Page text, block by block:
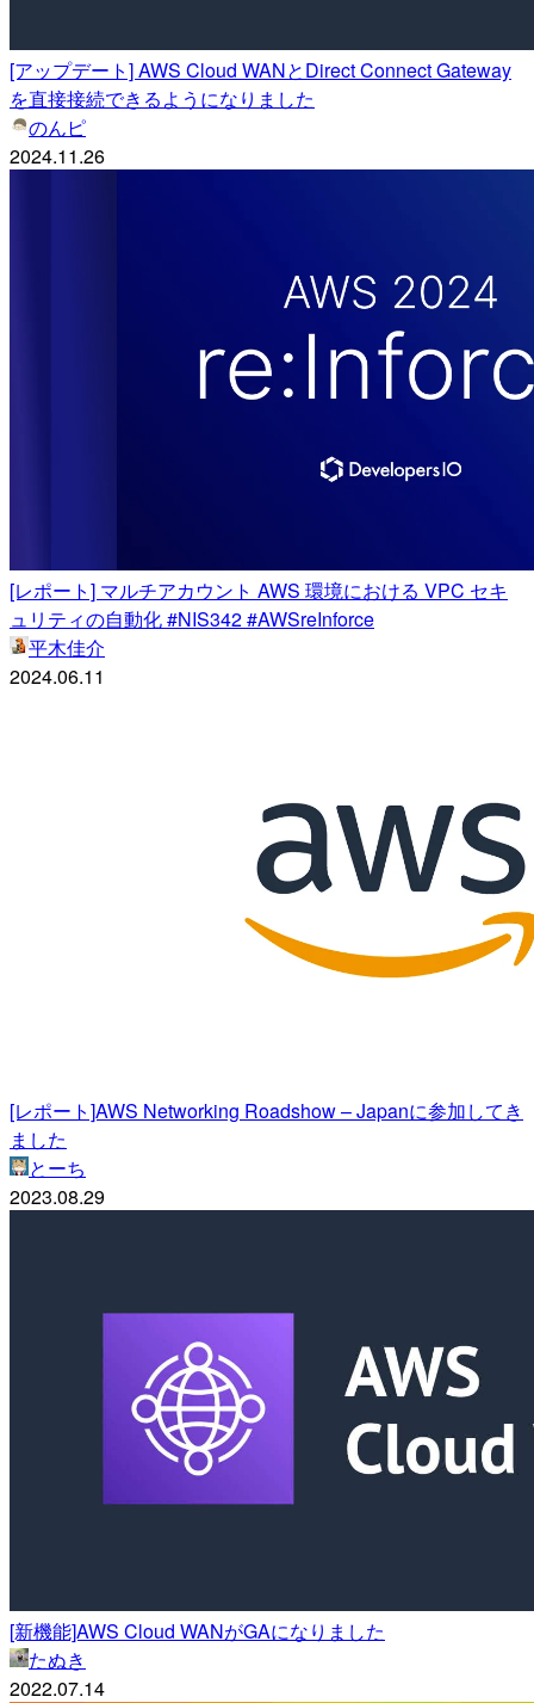
[アップデート] AWS Cloud WANとDirect Connect Gateway
を直接接続できるようになりました
のんピ
2024.11.26
[レポート] マルチアカウント AWS 環境における VPC セキ
ュリティの自動化 #NIS342 #AWSreInforce
平木佳介
2024.06.11
[レポート]AWS Networking Roadshow – Japanに参加してき
ました
とーち
2023.08.29
[新機能]AWS Cloud WANがGAになりました
たぬき
2022.07.14